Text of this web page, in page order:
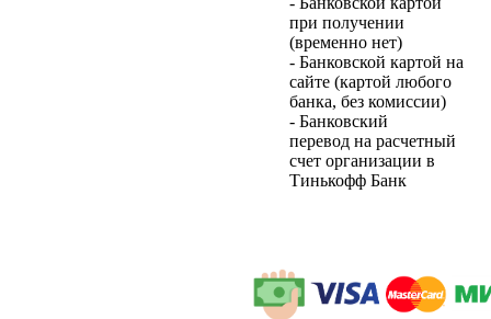
при получении
(временно нет)
- Банковской картой на
сайте (картой любого
банка, без комиссии)
- Банковский
перевод на расчетный
счет организации в
Тинькофф Банк